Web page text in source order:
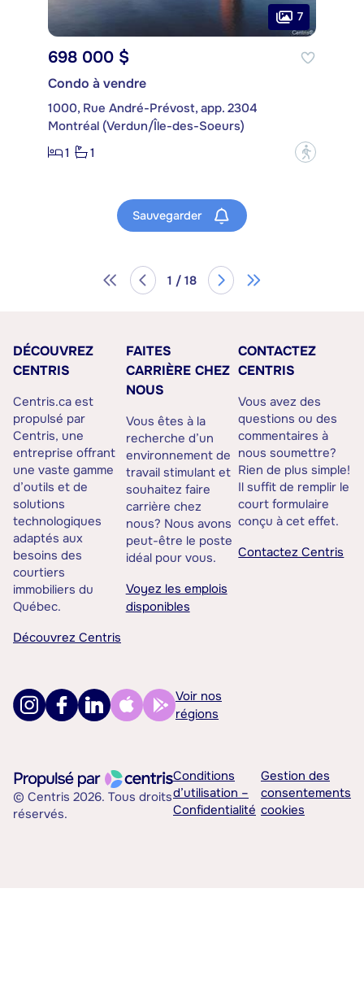
7
698 000 $
Condo à vendre
1000, Rue André-Prévost, app. 2304
Montréal (Verdun/Île-des-Soeurs)
1
1 ?
Sauvegarder
1 / 18
DÉCOUVREZ
CENTRIS
Centris.ca est
propulsé par
Centris, une
entreprise offrant
une vaste gamme
d’outils et de
solutions
technologiques
adaptés aux
besoins des
courtiers
immobiliers du
Québec.
Découvrez Centris
FAITES
CARRIÈRE CHEZ
NOUS
Vous êtes à la
recherche d’un
environnement de
travail stimulant et
souhaitez faire
carrière chez
nous? Nous avons
peut-être le poste
idéal pour vous.
Voyez les emplois
disponibles
CONTACTEZ
CENTRIS
Vous avez des
questions ou des
commentaires à
nous soumettre?
Rien de plus simple!
Il suffit de remplir le
court formulaire
conçu à cet effet.
Contactez Centris
Voir nos
régions
© Centris 2026. Tous droits
réservés.
Conditions
d’utilisation –
Confidentialité
Gestion des
consentements
cookies